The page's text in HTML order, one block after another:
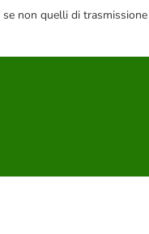
non quelli di trasmissione